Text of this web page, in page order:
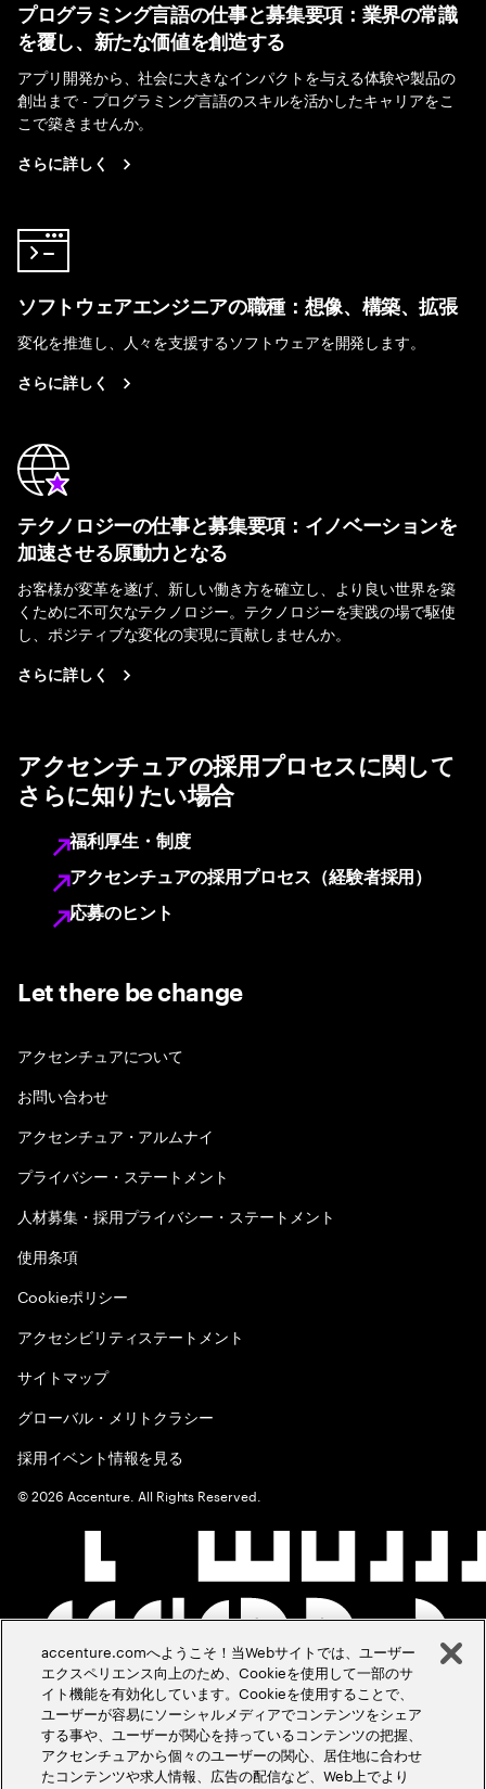
プログラミング言語の仕事と募集要項：業界の常識
を覆し、新たな価値を創造する
アプリ開発から、社会に大きなインパクトを与える体験や製品の
創出まで - プログラミング言語のスキルを活かしたキャリアをこ
こで築きませんか。
さらに詳しく
ソフトウェアエンジニアの職種：想像、構築、拡張
変化を推進し、人々を支援するソフトウェアを開発します。
さらに詳しく
テクノロジーの仕事と募集要項：イノベーションを
加速させる原動力となる
お客様が変革を遂げ、新しい働き方を確立し、より良い世界を築
くために不可欠なテクノロジー。テクノロジーを実践の場で駆使
し、ポジティブな変化の実現に貢献しませんか。
さらに詳しく
アクセンチュアの採用プロセスに関して
さらに知りたい場合
福利厚生・制度
アクセンチュアの採用プロセス（経験者採用）
応募のヒント
Let there be change
アクセンチュアについて
お問い合わせ
アクセンチュア・アルムナイ
プライバシー・ステートメント
人材募集・採用プライバシー・ステートメント
使用条項
Cookieポリシー
アクセシビリティステートメント
サイトマップ
グローバル・メリトクラシー
採用イベント情報を見る
©2026 Accenture. All Rights Reserved.
accenture.comへようこそ！当Webサイトでは、ユーザー
エクスペリエンス向上のため、Cookieを使用して一部のサ
イト機能を有効化しています。Cookieを使用することで、
ユーザーが容易にソーシャルメディアでコンテンツをシェア
する事や、ユーザーが関心を持っているコンテンツの把握、
アクセンチュアから個々のユーザーの関心、居住地に合わせ
たコンテンツや求人情報、広告の配信など、Web上でより